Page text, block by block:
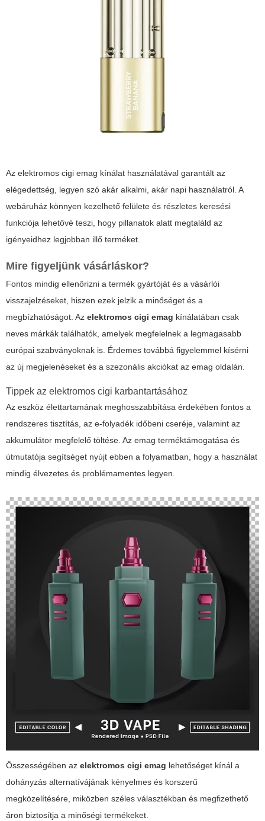
Az elektromos cigi emag kínálat használatával garantált az
elégedettség, legyen szó akár alkalmi, akár napi használatról. A
webáruház könnyen kezelhető felülete és részletes keresési
funkciója lehetővé teszi, hogy pillanatok alatt megtaláld az
igényeidhez legjobban illő terméket.
Mire figyeljünk vásárláskor?
Fontos mindig ellenőrizni a termék gyártóját és a vásárlói
visszajelzéseket, hiszen ezek jelzik a minőséget és a
megbízhatóságot. Az elektromos cigi emag kínálatában csak
neves márkák találhatók, amelyek megfelelnek a legmagasabb
európai szabványoknak is. Érdemes továbbá figyelemmel kísérni
az új megjelenéseket és a szezonális akciókat az emag oldalán.
Tippek az elektromos cigi karbantartásához
Az eszköz élettartamának meghosszabbítása érdekében fontos a
rendszeres tisztítás, az e-folyadék időbeni cseréje, valamint az
akkumulátor megfelelő töltése. Az emag terméktámogatása és
útmutatója segítséget nyújt ebben a folyamatban, hogy a használat
mindig élvezetes és problémamentes legyen.
Összességében az elektromos cigi emag lehetőséget kínál a
dohányzás alternatívájának kényelmes és korszerű
megközelítésére, miközben széles választékban és megfizethető
áron biztosítja a minőségi termékeket.